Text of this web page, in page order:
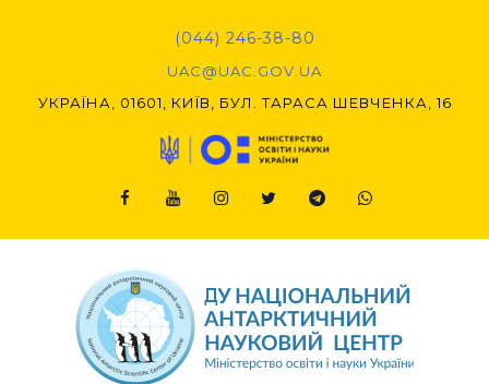
(044) 246-38-80
UAC@UAC.GOV.UA​​
УКРАЇНА, 01601, КИЇВ, БУЛ. ТАРАСА ШЕВЧЕНКА, 16